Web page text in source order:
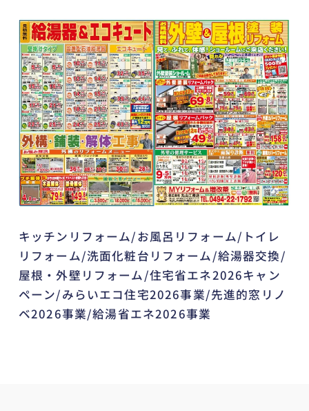
キッチンリフォーム/お風呂リフォーム/トイレ
リフォーム/洗面化粧台リフォーム/給湯器交換/
屋根・外壁リフォーム/住宅省エネ2026キャン
ペーン/みらいエコ住宅2026事業/先進的窓リノ
ベ2026事業/給湯省エネ2026事業